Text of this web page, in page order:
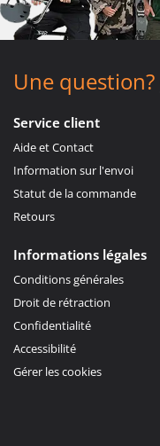
Une question?
Service client
Aide et Contact
Information sur l'envoi
Statut de la commande
Retours
Informations légales
Conditions générales
Droit de rétraction
Confidentialité
Accessibilité
Gérer les cookies